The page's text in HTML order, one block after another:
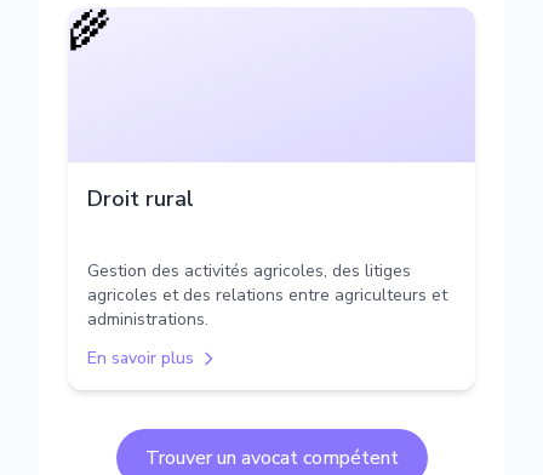
🌾
Droit rural
Gestion des activités agricoles, des litiges
agricoles et des relations entre agriculteurs et
administrations.
En savoir plus
Trouver un avocat compétent